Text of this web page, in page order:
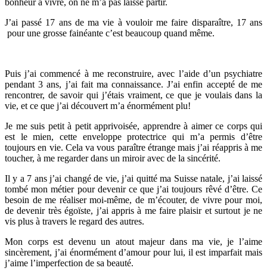
J’ai passé 17 ans de ma vie à vouloir me faire disparaître, 17 ans
pour une grosse fainéante c’est beaucoup quand même.
Puis j’ai commencé à me reconstruire, avec l’aide d’un psychiatre
pendant 3 ans, j’ai fait ma connaissance. J’ai enfin accepté de me
rencontrer, de savoir qui j’étais vraiment, ce que je voulais dans la
vie, et ce que j’ai découvert m’a énormément plu!
Je me suis petit à petit apprivoisée, apprendre à aimer ce corps qui
est le mien, cette enveloppe protectrice qui m’a permis d’être
toujours en vie. Cela va vous paraître étrange mais j’ai réappris à me
toucher, à me regarder dans un miroir avec de la sincérité.
Il y a 7 ans j’ai changé de vie, j’ai quitté ma Suisse natale, j’ai laissé
tombé mon métier pour devenir ce que j’ai toujours rêvé d’être. Ce
besoin de me réaliser moi-même, de m’écouter, de vivre pour moi,
de devenir très égoïste, j’ai appris à me faire plaisir et surtout je ne
vis plus à travers le regard des autres.
Mon corps est devenu un atout majeur dans ma vie, je l’aime
sincèrement, j’ai énormément d’amour pour lui, il est imparfait mais
j’aime l’imperfection de sa beauté.